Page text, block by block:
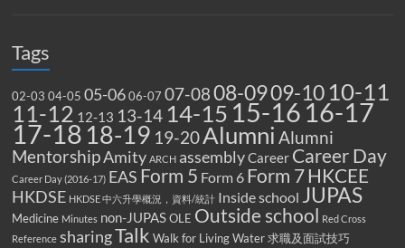
Tags
02-03 04-05 05-06 06-07 07-0808-0909-10 10-11
11-12 12-13 13-14 14-15 15-16 16-17
17-18 18-19 19-20Alumni Alumni
MentorshipAmity ARCH assemblyCareer Career Day
Career Day (2016-17) EAS Form 5 Form 6 Form 7HKCEE
HKDSE HKDSE 中六升學概況，資料/統計 Inside school JUPAS
Medicine Minutes non-JUPAS OLE Outside school Red Cross
Reference sharingTalk Walk for Living Water 求職及面試技巧